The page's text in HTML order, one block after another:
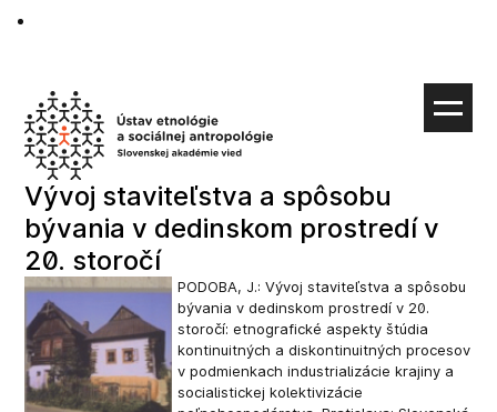
Preskočiť
Vývoj staviteľstva a spôsobu
bývania v dedinskom prostredí v
20. storočí
PODOBA, J.: Vývoj staviteľstva a spôsobu
bývania v dedinskom prostredí v 20.
storočí: etnografické aspekty štúdia
kontinuitných a diskontinuitných procesov
v podmienkach industrializácie krajiny a
socialistickej kolektivizácie